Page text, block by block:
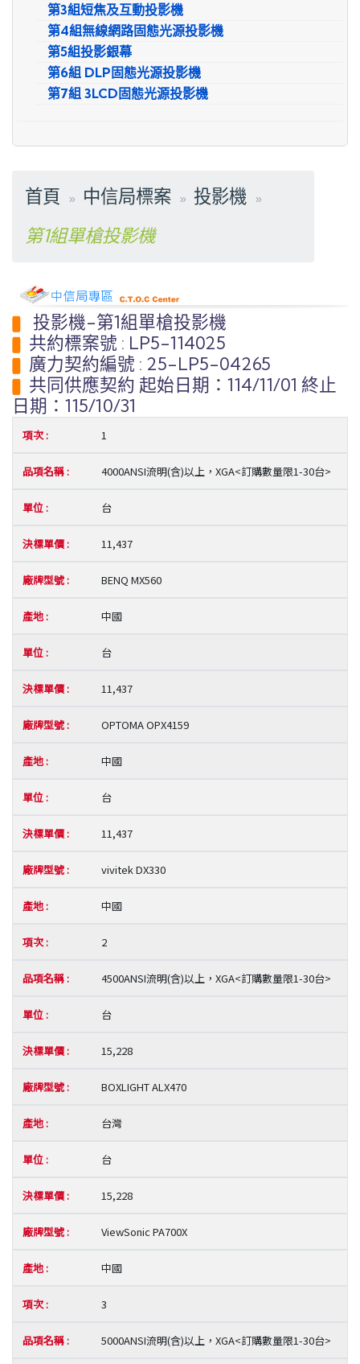
第3組短焦及互動投影機
第4組無線網路固態光源投影機
第5組投影銀幕
第6組 DLP固態光源投影機
第7組 3LCD固態光源投影機
首頁 中信局標案
投影機
第1組單槍投影機
投影機-第1組單槍投影機
共約標案號 : LP5-114025
廣力契約編號 : 25-LP5-04265
共同供應契約 起始日期：114/11/01 終止
日期：115/10/31
1
4000ANSI流明(含)以上，XGA<訂購數量限1-30台>
台
11,437
BENQ MX560
中國
台
11,437
OPTOMA OPX4159
中國
台
11,437
vivitek DX330
中國
2
4500ANSI流明(含)以上，XGA<訂購數量限1-30台>
台
15,228
BOXLIGHT ALX470
台灣
台
15,228
ViewSonic PA700X
中國
3
5000ANSI流明(含)以上，XGA<訂購數量限1-30台>